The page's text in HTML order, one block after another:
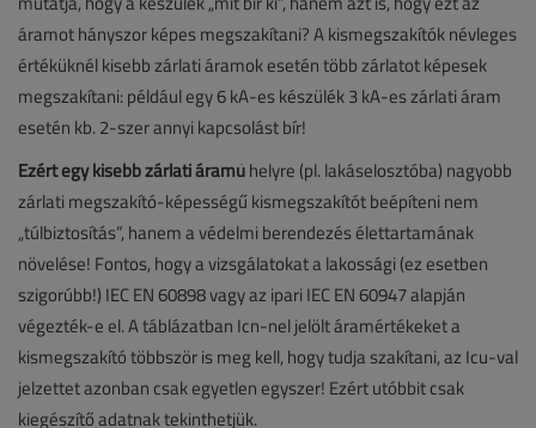
áramot hányszor képes megszakítani? A kismegszakítók névleges
értéküknél kisebb zárlati áramok esetén több zárlatot képesek
megszakítani: például egy 6 kA-es készülék 3 kA-es zárlati áram
esetén kb. 2-szer annyi kapcsolást bír!
Ezért egy kisebb zárlati áramúhelyre (pl. lakáselosztóba) nagyobb
zárlati megszakító-képességű kismegszakítót beépíteni nem
„túlbiztosítás”, hanem a védelmi berendezés élettartamának
növelése! Fontos, hogy a vizsgálatokat a lakossági (ez esetben
szigorúbb!) IEC EN 60898 vagy az ipari IEC EN 60947 alapján
végezték-e el. A táblázatban Icn-nel jelölt áramértékeket a
kismegszakító többször is meg kell, hogy tudja szakítani, az Icu-val
jelzettet azonban csak egyetlen egyszer! Ezért utóbbit csak
kiegészítő adatnak tekinthetjük.